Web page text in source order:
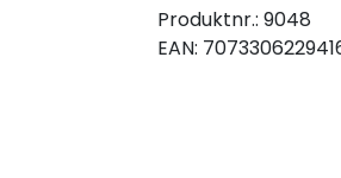
Produktnr.: 9048
EAN: